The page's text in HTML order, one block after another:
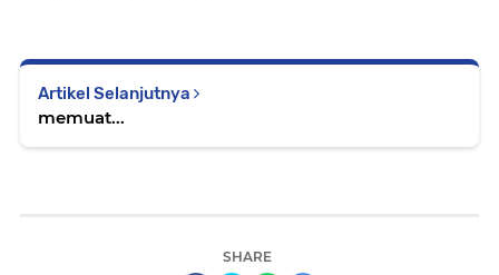
Artikel Selanjutnya
memuat...
SHARE